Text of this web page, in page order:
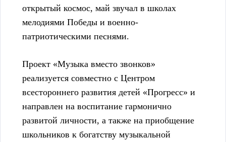
открытый космос, май звучал в школах
мелодиями Победы и военно-
патриотическими песнями.
Проект «Музыка вместо звонков»
реализуется совместно с Центром
всестороннего развития детей «Прогресс» и
направлен на воспитание гармонично
развитой личности, а также на приобщение
школьников к богатству музыкальной